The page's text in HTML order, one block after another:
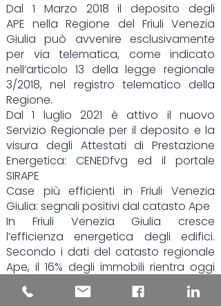
Dal 1 Marzo 2018 il deposito degli
APE nella Regione del Friuli Venezia
Giulia può avvenire esclusivamente
per via telematica, come indicato
nell’articolo 13 della legge regionale
3/2018, nel registro telematico della
Regione.
Dal 1 luglio 2021 è attivo il nuovo
Servizio Regionale per il deposito e la
visura degli Attestati di Prestazione
Energetica: CENEDfvg ed il portale
SIRAPE
Case più efficienti in Friuli Venezia
Giulia: segnali positivi dal catasto Ape
In Friuli Venezia Giulia cresce
l’efficienza energetica degli edifici.
Secondo i dati del catasto regionale
Ape, il 16% degli immobili rientra oggi
nelle classi energetiche più virtuose
(da A4 a B), il 39% si colloca nelle fasce